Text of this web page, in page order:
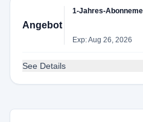
Angebot
1-Jahres-
Exp: Aug 26, 2026
See Details